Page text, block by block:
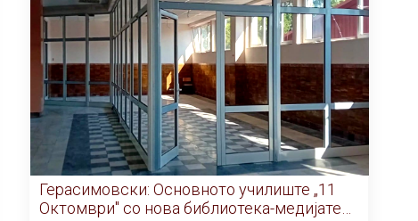
Герасимовски: Основното училиште „11
Октомври" со нова библиотека-медијатека